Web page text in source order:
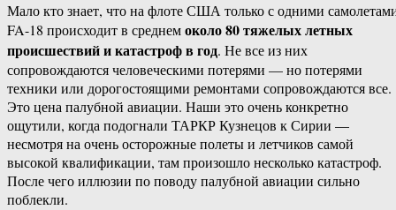
Мало кто знает, что на флоте США только с одними
FA-18 происходит в среднемоколо 80 тяжелых летных
происшествий и катастроф в год. Не все из них
сопровождаются человеческими потерями — но потерями
техники или дорогостоящими ремонтами сопровождаются все.
Это цена палубной авиации. Наши это очень конкретно
ощутили, когда подогнали ТАРКР Кузнецов к Сирии —
несмотря на очень осторожные полеты и летчиков самой
высокой квалификации, там произошло несколько катастроф.
После чего иллюзии по поводу палубной авиации сильно
поблекли.